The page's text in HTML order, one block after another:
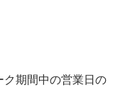
期間中の営業日の